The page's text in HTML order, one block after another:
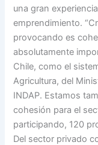
una gran
emprendimiento.
provocando es
absolutamente
Chile, como el
Agricultura, del
INDAP. Estamos
cohesión para el
participando, 120
Del sector privado